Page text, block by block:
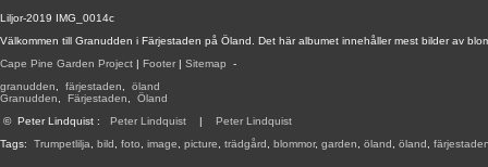
Liljor-2019 IMG_0014c
Välkommen till Granudden i Färjestaden på Öland. Det här albumet innehåller mest bilder av
Cape Pine Garden Project | Footer | Sitemap -
granudden
färjestaden
öland
Granudden
Färjestaden
Öland
© Peter Lindquist : Peter Lindquist | Peter Lindquist
Tags: Trumpetlilja bild foto image picture trädgård blommor, garden öland öland